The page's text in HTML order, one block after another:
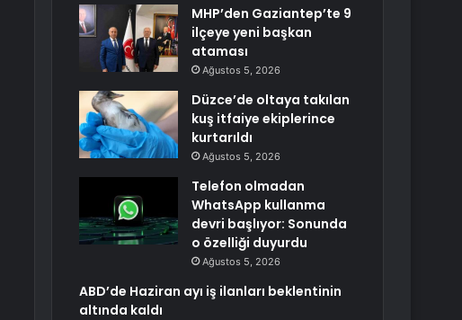
MHP’den Gaziantep’te 9
ilçeye yeni başkan
ataması
Ağustos 5, 2026
Düzce’de oltaya takılan
kuş itfaiye ekiplerince
kurtarıldı
Ağustos 5, 2026
Telefon olmadan
WhatsApp kullanma
devri başlıyor: Sonunda
o özelliği duyurdu
Ağustos 5, 2026
ABD’de Haziran ayı iş ilanları beklentinin
altında kaldı